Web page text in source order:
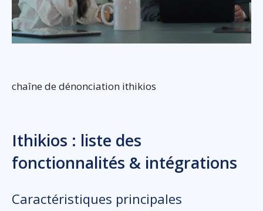
chaîne de dénonciation ithikios
Ithikios : liste des
fonctionnalités & intégrations
Caractéristiques principales